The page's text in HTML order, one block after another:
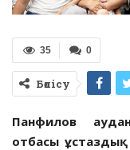
0
35
Бөлісу
Панфилов
отбасы